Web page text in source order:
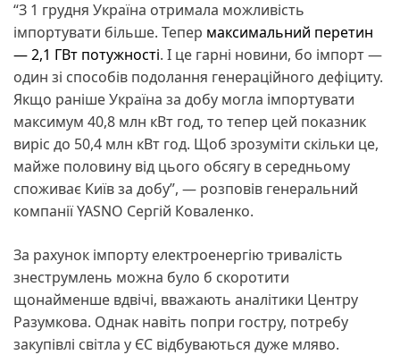
“З 1 грудня Україна отримала можливість
імпортувати більше. Тепер максимальний перетин
— 2,1 ГВт потужності. І це гарні новини, бо імпорт —
один зі способів подолання генераційного дефіциту.
Якщо раніше Україна за добу могла імпортувати
максимум 40,8 млн кВт год, то тепер цей показник
виріс до 50,4 млн кВт год. Щоб зрозуміти скільки це,
майже половину від цього обсягу в середньому
споживає Київ за добу”, — розповів генеральний
компанії YASNO Сергій Коваленко.
За рахунок імпорту електроенергію тривалість
знеструмлень можна було б скоротити
щонайменше вдвічі, вважають аналітики Центру
Разумкова. Однак навіть попри гостру, потребу
закупівлі світла у ЄС відбуваються дуже мляво.